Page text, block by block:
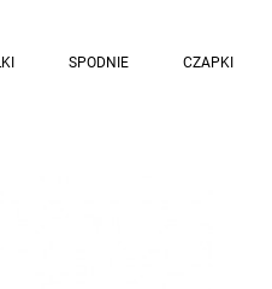
SPODNIE CZAPKI